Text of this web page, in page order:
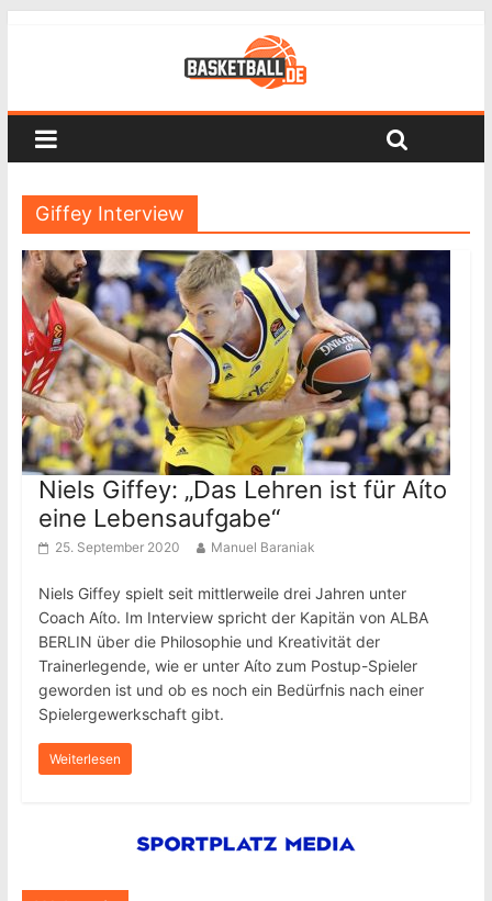
Giffey Interview
Niels Giffey: „Das Lehren ist für Aíto
eine Lebensaufgabe“
25. September 2020 Manuel Baraniak
Niels Giffey spielt seit mittlerweile drei Jahren unter
Coach Aíto. Im Interview spricht der Kapitän von ALBA
BERLIN über die Philosophie und Kreativität der
Trainerlegende, wie er unter Aíto zum Postup-Spieler
geworden ist und ob es noch ein Bedürfnis nach einer
Spielergewerkschaft gibt.
Weiterlesen